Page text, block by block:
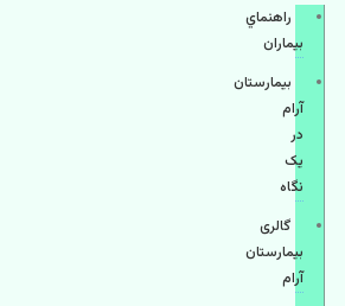
راهنماي
بیماران
بیمارستان
آرام
در
یک
نگاه
گالری
بیمارستان
آرام